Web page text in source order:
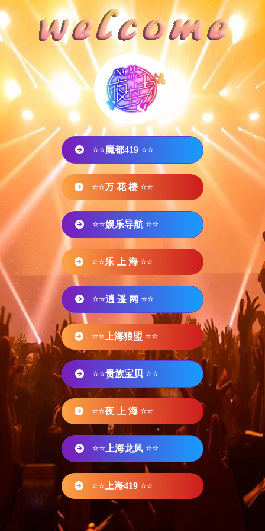
⭐⭐魔都419 ⭐⭐
⭐⭐万 花 楼 ⭐⭐
⭐⭐娱乐导航 ⭐⭐
⭐⭐乐 上 海 ⭐⭐
⭐⭐逍 遥 网 ⭐⭐
⭐⭐ 上海狼盟 ⭐⭐
⭐⭐贵族宝贝 ⭐⭐
⭐⭐夜 上 海 ⭐⭐
⭐⭐ 上海龙凤 ⭐⭐
⭐⭐ 上海419 ⭐⭐